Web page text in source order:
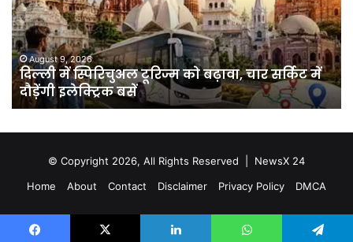
को
बढ़ावा,
चार
सर्किट
में
दौड़ेंगी
इलेक्ट्रिक
August 9, 2026
दिल्ली में स्पिरिचुअल टूरिज्म को बढ़ावा, चार सर्किट में
दौड़ेंगी इलेक्ट्रिक बसें
72
घंटे
में
के
© Copyright 2026, All Rights Reserved | NewsX 24
Home
About Contact Disclaimer Privacy Policy DMCA